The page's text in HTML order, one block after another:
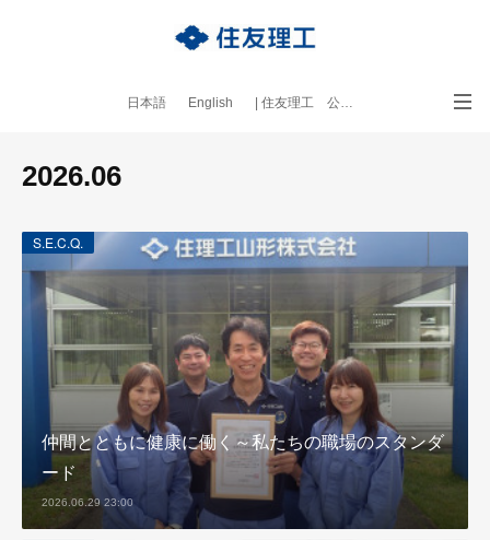
日本語 English | 住友理工 公式サイト
2026.06
S.E.C.Q.
仲間とともに健康に働く～私たちの職場のスタンダ
ード
2026.06.29 23:00